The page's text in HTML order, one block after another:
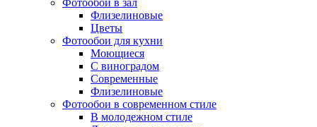
Флизелиновые
Цветы
Фотообои для кухни
Моющиеся
С виноградом
Современные
Флизелиновые
Фотообои в современном стиле
В молодежном стиле